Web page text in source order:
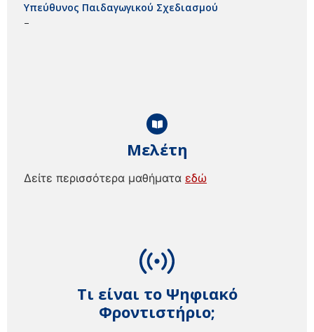
Τι είναι το Ψηφιακό
Φροντιστήριο;
Μελέτη
Δείτε περισσότερα μαθήματα εδώ
Υπεύθυνος Παιδαγωγικού Σχεδιασμού
–